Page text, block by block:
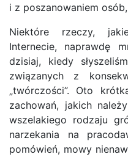
i z poszanowaniem
Niektóre rzeczy,
Internecie, naprawdę
dzisiaj, kiedy
związanych z
„twórczości”. Oto
zachowań, jakich
wszelakiego rodzaju
narzekania na
pomówień, mowy